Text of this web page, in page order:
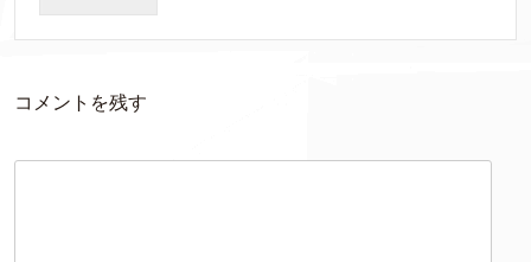
コメントを残す